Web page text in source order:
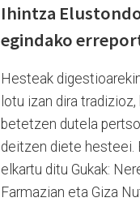
Ihintza
egindako
Hesteak
lotu izan dira
betetzen dutela
deitzen diete hesteei.
elkartu ditu Gukak:
Farmazian eta Giza